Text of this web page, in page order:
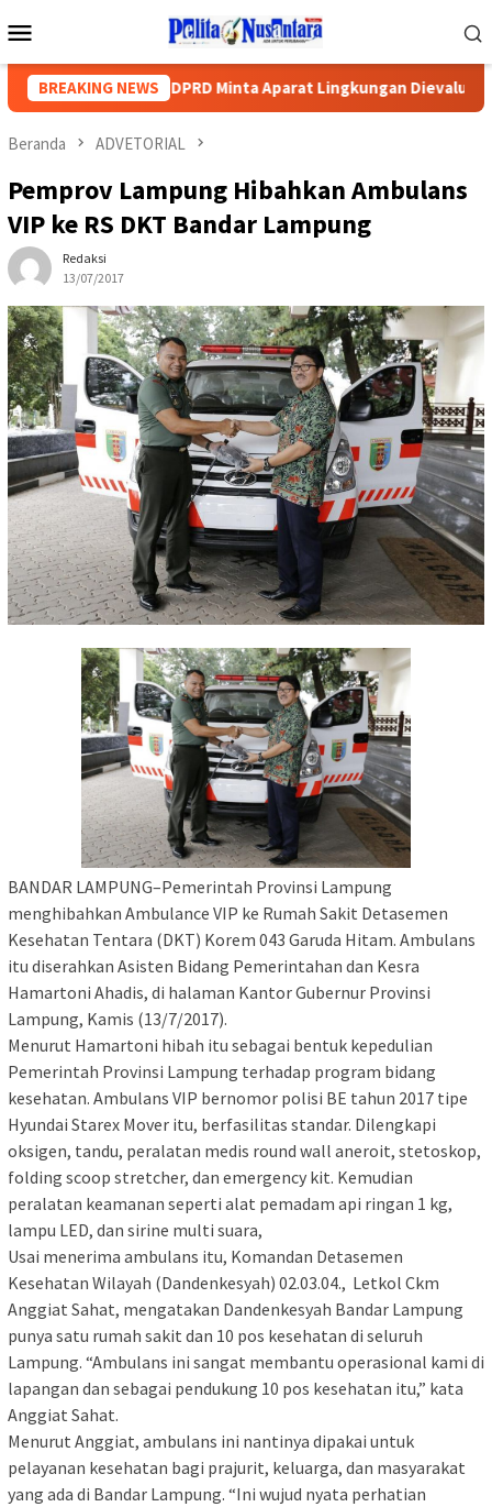
ke
Mobile
BREAKING NEWS
Polisi, DPRD Minta Aparat Lingkungan Dievaluasi
Beranda ADVETORIAL
Pemprov Lampung Hibahkan Ambulans
VIP ke RS DKT Bandar Lampung
Redaksi
13/07/2017
BANDAR LAMPUNG–Pemerintah Provinsi Lampung
menghibahkan Ambulance VIP ke Rumah Sakit Detasemen
Kesehatan Tentara (DKT) Korem 043 Garuda Hitam. Ambulans
itu diserahkan Asisten Bidang Pemerintahan dan Kesra
Hamartoni Ahadis, di halaman Kantor Gubernur Provinsi
Lampung, Kamis (13/7/2017).
Menurut Hamartoni hibah itu sebagai bentuk kepedulian
Pemerintah Provinsi Lampung terhadap program bidang
kesehatan. Ambulans VIP bernomor polisi BE tahun 2017 tipe
Hyundai Starex Mover itu, berfasilitas standar. Dilengkapi
oksigen, tandu, peralatan medis round wall aneroit, stetoskop,
folding scoop stretcher, dan emergency kit. Kemudian
peralatan keamanan seperti alat pemadam api ringan 1 kg,
lampu LED, dan sirine multi suara,
Usai menerima ambulans itu, Komandan Detasemen
Kesehatan Wilayah (Dandenkesyah) 02.03.04., Letkol Ckm
Anggiat Sahat, mengatakan Dandenkesyah Bandar Lampung
punya satu rumah sakit dan 10 pos kesehatan di seluruh
Lampung. “Ambulans ini sangat membantu operasional kami di
lapangan dan sebagai pendukung 10 pos kesehatan itu,” kata
Anggiat Sahat.
Menurut Anggiat, ambulans ini nantinya dipakai untuk
pelayanan kesehatan bagi prajurit, keluarga, dan masyarakat
yang ada di Bandar Lampung. “Ini wujud nyata perhatian